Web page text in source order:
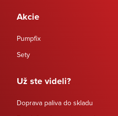
Akcie
Pumpfix
Sety
Už ste videli?
Doprava paliva do skladu